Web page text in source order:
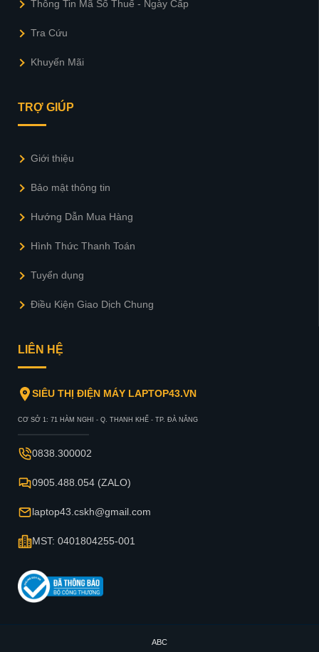
Thông Tin Mã Số Thuế - Ngày Cấp
Tra Cứu
Khuyến Mãi
TRỢ GIÚP
Giới thiệu
Bảo mật thông tin
Hướng Dẫn Mua Hàng
Hình Thức Thanh Toán
Tuyển dụng
Điều Kiện Giao Dịch Chung
LIÊN HỆ
SIÊU THỊ ĐIỆN MÁY LAPTOP43.VN
CƠ SỞ 1: 71 HÀM NGHI - Q. THANH KHẾ - TP. ĐÀ NẴNG
0838.300002
0905.488.054 (ZALO)
laptop43.cskh@gmail.com
MST: 0401804255-001
ABC